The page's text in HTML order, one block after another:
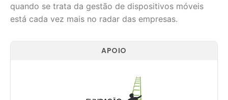
quando se trata da gestão de dispositivos móveis
está cada vez mais no radar das empresas.
APOIO